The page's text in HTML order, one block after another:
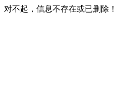
对不起，信息不存在或已删除！